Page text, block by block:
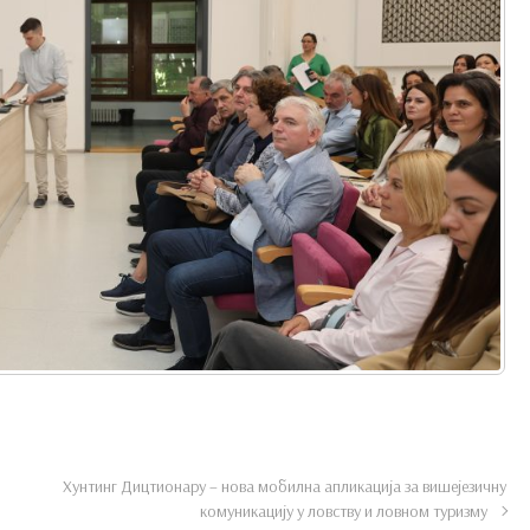
Хунтинг Дицтионарy – нова мобилна апликација за вишејезичну
комуникацију у ловству и ловном туризму